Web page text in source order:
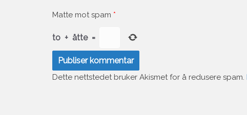
Matte mot spam *
to + åtte =
Dette nettstedet bruker Akismet for å redusere spam.